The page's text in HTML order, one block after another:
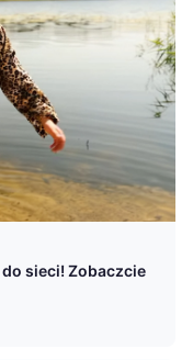
do sieci! Zobaczcie